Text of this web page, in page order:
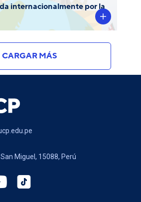
internacionalmente por la
CARGAR MÁS
Miguel, 15088, Perú